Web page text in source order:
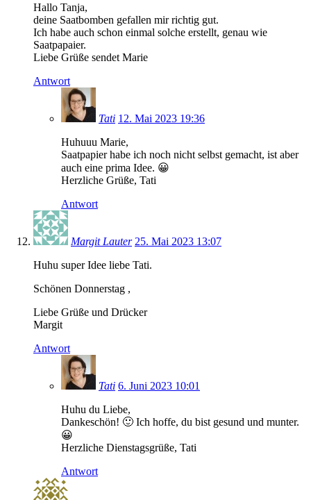
Hallo Tanja,
deine Saatbomben gefallen mir richtig gut.
Ich habe auch schon einmal solche erstellt, genau wie
Saatpapaier.
Liebe Grüße sendet Marie
Antwort
Tati 12. Mai 2023 19:36
Huhuuu Marie,
Saatpapier habe ich noch nicht selbst gemacht, ist aber
auch eine prima Idee. 😀
Herzliche Grüße, Tati
Antwort
Margit Lauter 25. Mai 2023 13:07
Huhu super Idee liebe Tati.
Schönen Donnerstag ,
Liebe Grüße und Drücker
Margit
Antwort
Tati 6. Juni 2023 10:01
Huhu du Liebe,
Dankeschön! 🙂 Ich hoffe, du bist gesund und munter.
😀
Herzliche Dienstagsgrüße, Tati
Antwort